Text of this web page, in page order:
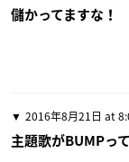
儲かってますな！
2016年8月21日 at
主題歌がBUMPっ